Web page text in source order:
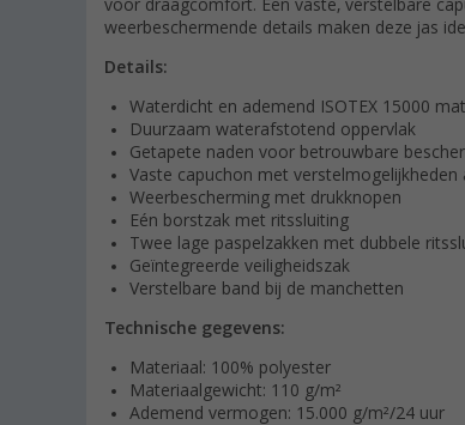
voor draagcomfort. Een vaste, verstelbare
weerbeschermende details maken deze jas
Details:
Waterdicht en ademend ISOTEX 15000
Duurzaam waterafstotend oppervlak
Getapete naden voor betrouwbare
Vaste capuchon met
Weerbescherming met drukknopen
Eén borstzak met ritssluiting
Twee lage paspelzakken met dubbele
Geïntegreerde veiligheidszak
Verstelbare band bij de manchetten
Technische gegevens:
Materiaal: 100% polyester
Materiaalgewicht: 110 g/m²
Ademend vermogen: 15.000 g/m²/24 uur